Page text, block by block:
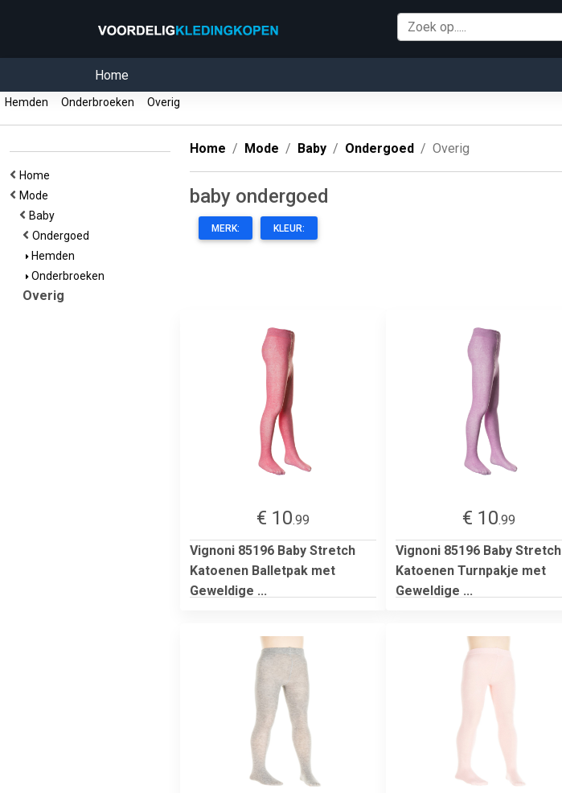
Home
Hemden Onderbroeken Overig
Home
Mode
Baby
Ondergoed
Hemden
Onderbroeken
Overig
Home Mode Baby Ondergoed Overig
baby ondergoed
MERK: KLEUR:
€ 10.99
Vignoni 85196 Baby Stretch
Katoenen Balletpak met
Geweldige ...
€ 10.99
Vignoni 85196 Baby Stretch
Katoenen Turnpakje met
Geweldige ...